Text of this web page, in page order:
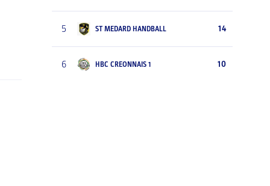
5 ST MEDARD HANDBALL 14
6 HBC CREONNAIS 1 10